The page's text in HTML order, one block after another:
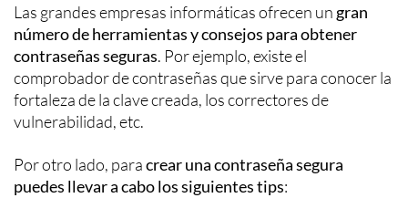
Las grandes empresas informáticas ofrecen un gran
número de herramientas y consejos para obtener
contraseñas seguras. Por ejemplo, existe el
comprobador de contraseñas que sirve para conocer la
fortaleza de la clave creada, los correctores de
vulnerabilidad, etc.
Por otro lado, paracrear una contraseña segura
puedes llevar a cabo los siguientes tips: